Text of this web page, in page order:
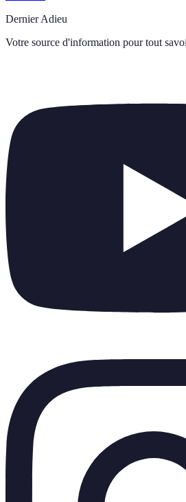
Dernier Adieu
Votre source d'information pour tout